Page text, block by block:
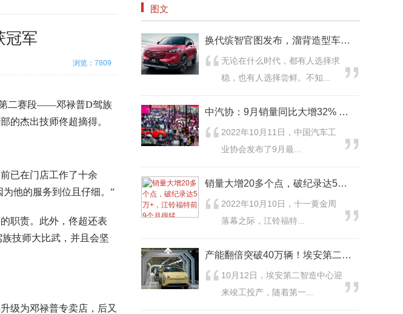
冠军
浏览：7809
第二赛段——邓禄普D驾族
的杰出技师佟超摘得。
已在门店工作了十余
他的服务到位且仔细。”
职责。此外，佟超还表
技师大比武，并且会坚
级为邓禄普专卖店，后又
图文
换代缤智官图发布，溜背造型车身加长52mm，
无论在什么时代，都有人选择求
稳，也有人选择尝鲜。不知...
中汽协：9月销量同比大增32% 车市正处于近
2022年10月11日，中国汽车工
业协会发布了9月最...
销量大增20多个点，破纪录达5万+，江铃福特
2022年10月10日，十一黄金周
落幕之际，江铃福特...
产能翻倍突破40万辆！埃安第二智造中心竣工投
10月12日，埃安第二智造中心迎
来竣工投产，随着第一...